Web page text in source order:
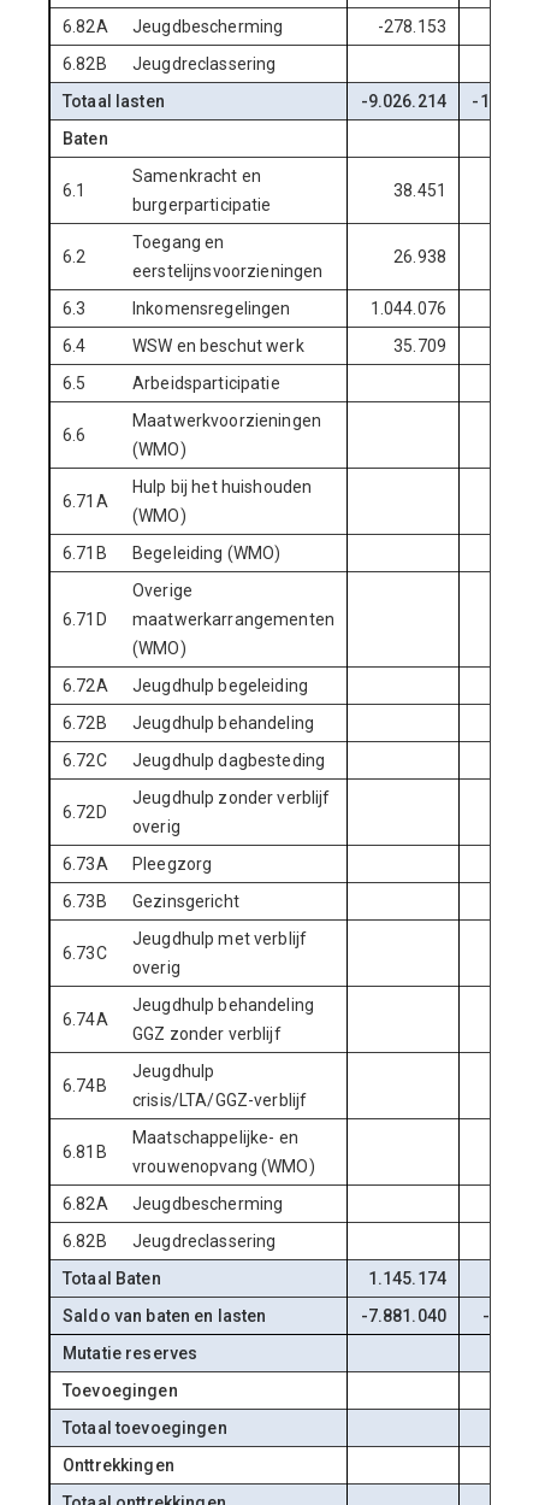
6.82A Jeugdbescherming -278.153
6.82B
Jeugdreclassering
Totaal lasten
-9.026.214
-
Baten
6.1
Samenkracht en
burgerparticipatie
38.451
6.2
Toegang en
eerstelijnsvoorzieningen
26.938
6.3 Inkomensregelingen 1.044.076
6.4
WSW en beschut werk 35.709
6.5
Arbeidsparticipatie
6.6
Maatwerkvoorzieningen
(WMO)
6.71A
Hulp bij het huishouden
(WMO)
6.71B
Begeleiding (WMO)
6.71D
Overige
maatwerkarrangementen
(WMO)
6.72A
Jeugdhulp begeleiding
6.72B
Jeugdhulp behandeling
6.72C
Jeugdhulp dagbesteding
6.72D
Jeugdhulp zonder verblijf
overig
6.73A
Pleegzorg
6.73B
Gezinsgericht
6.73C
Jeugdhulp met verblijf
overig
6.74A
Jeugdhulp behandeling
GGZ zonder verblijf
6.74B
Jeugdhulp
crisis/LTA/GGZ-verblijf
6.81B
Maatschappelijke- en
vrouwenopvang (WMO)
6.82A
Jeugdbescherming
6.82B
Jeugdreclassering
Totaal Baten
1.145.174
Saldo van baten en lasten
-7.881.040
-
Mutatie reserves
Toevoegingen
Totaal toevoegingen
Onttrekkingen